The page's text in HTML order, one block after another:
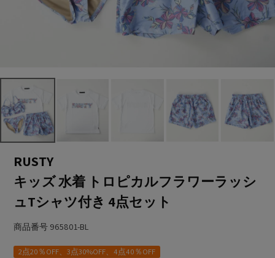
RUSTY
キッズ 水着 トロピカルフラワーラッシ
ュTシャツ付き 4点セット
商品番号 965801-BL
2点20％OFF、3点30%OFF、4点40％OFF